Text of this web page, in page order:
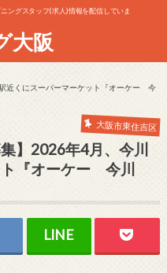
ングスタッフ(求人)情報を配信していま
大阪
近くにスーパーマーケット『オーケー 今
大阪市東住吉区
】2026年4月、今川
『オーケー 今川